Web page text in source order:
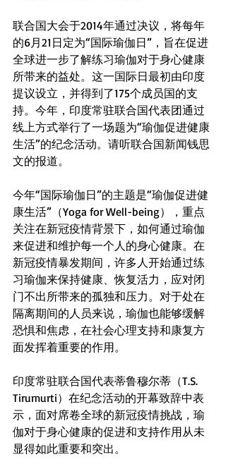
联合国大会于2014年通过决议 ，将每年
的6月21日定为“国际瑜伽日”，旨在促进
全球进一步了解练习瑜伽对于身心健康
所带来的益处。这一国际日最初由印度
提议设立，并得到了175个成员国的支
持。今年，印度常驻联合国代表团通过
线上方式举行了一场题为“瑜伽促进健康
生活”的纪念活动。请听联合国新闻钱思
文的报道。
今年“国际瑜伽日”的主题是“瑜伽促进健
康生活”（Yoga for Well-being），重点
关注在新冠疫情背景下，如何通过瑜伽
来促进和维护每一个人的身心健康。在
新冠疫情暴发期间，许多人开始通过练
习瑜伽来保持健康、恢复活力，应对闭
门不出所带来的孤独和压力。对于处在
隔离期间的人员来说，瑜伽也能够缓解
恐惧和焦虑，在社会心理支持和康复方
面发挥着重要的作用。
印度常驻联合国代表蒂鲁穆尔蒂（T.S.
Tirumurti）在纪念活动的开幕致辞中表
示，面对席卷全球的新冠疫情挑战，瑜
伽对于身心健康的促进和支持作用从未
显得如此重要和突出。